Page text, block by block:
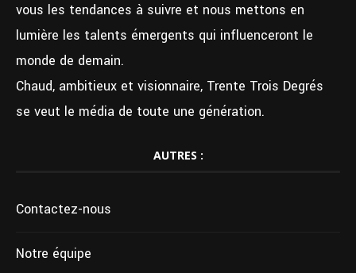
vous les tendances à suivre et nous mettons en
lumière les talents émergents qui influenceront le
monde de demain.
Chaud, ambitieux et visionnaire, Trente Trois Degrés
se veut le média de toute une génération.
AUTRES :
Contactez-nous
Notre équipe